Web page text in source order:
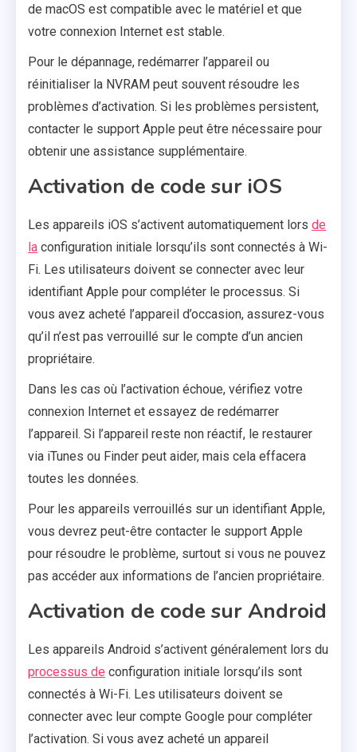
de macOS est compatible avec le matériel et que
votre connexion Internet est stable.
Pour le dépannage, redémarrer l’appareil ou
réinitialiser la NVRAM peut souvent résoudre les
problèmes d’activation. Si les problèmes persistent,
contacter le support Apple peut être nécessaire pour
obtenir une assistance supplémentaire.
Activation de code sur iOS
Les appareils iOS s’activent automatiquement lors de
la configuration initiale lorsqu’ils sont connectés à Wi-
Fi. Les utilisateurs doivent se connecter avec leur
identifiant Apple pour compléter le processus. Si
vous avez acheté l’appareil d’occasion, assurez-vous
qu’il n’est pas verrouillé sur le compte d’un ancien
propriétaire.
Dans les cas où l’activation échoue, vérifiez votre
connexion Internet et essayez de redémarrer
l’appareil. Si l’appareil reste non réactif, le restaurer
via iTunes ou Finder peut aider, mais cela effacera
toutes les données.
Pour les appareils verrouillés sur un identifiant Apple,
vous devrez peut-être contacter le support Apple
pour résoudre le problème, surtout si vous ne pouvez
pas accéder aux informations de l’ancien propriétaire.
Activation de code sur Android
Les appareils Android s’activent généralement lors du
processus de configuration initiale lorsqu’ils sont
connectés à Wi-Fi. Les utilisateurs doivent se
connecter avec leur compte Google pour compléter
l’activation. Si vous avez acheté un appareil